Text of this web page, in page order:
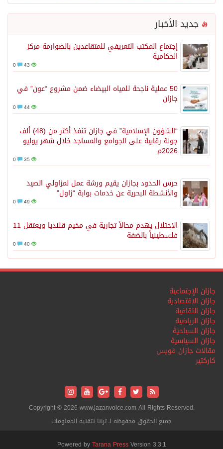
جديد الأخبار
إجتماع المكتب التعريفي للمتقاعدين بالصوارمة-مركز
الحكامية
43
50 عملية ناجحة للمياه البيضاء ضمن مشروع “عون” في
جازان
44
“الشؤون الإسلامية” في جازان تنفذ أكثر من (48) ألف
جولة رقابية على الجوامع والمساجد خلال شهر يوليو
2026م
35
حرس الحدود بجازان يقيم ورشة عمل لمزاولي الصيد
والأنشطة البحرية عن خدمات بوابة “زاول”
49
الاحتلال يهدم محالاً تجارية في مخيم قلنديا ويعتقل 11
فلسطينياً بالضفة
40
جازان الإجتماعية
جازان الاقتصادية
جازان الثقافية
جازان الرياضية
جازان السياحية
جازان السياسية
مقالات جازان فويس
كاركتير
Copyright © 2026 www.jazanvoice.com All Rights Reserved.
جميع الحقوق محفوظة لـ ترانا لتقنية المعلومات
Powered byTarana PressVersion 3.3.1